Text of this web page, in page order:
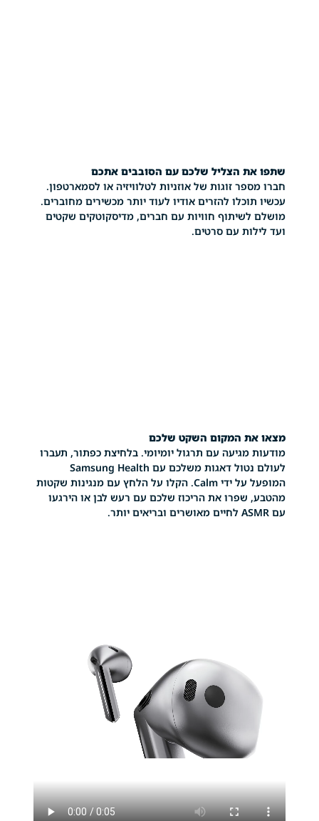
הצליל שלכם עם הסובבים אתכם
זוגות של אוזניות לטלוויזיה או לסמארטפון.
להזרים אודיו לעוד יותר מכשירים מחוברים.
חוויות עם חברים, מדיסקוטקים שקטים
עם סרטים.
המקום השקט שלכם
עם תרגול יומיומי. בלחיצת כפתור, תעברו
לעולם נטול דאגות משלכם עם Samsung Health
המופעל על ידי Calm. הקלו על הלחץ עם מנגינות שקטות
את הריכוז שלכם עם רעש לבן או הירגעו